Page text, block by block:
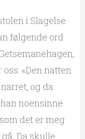
i Slagelse
følgende ord
«Den natten
og da
noensinne
det er meg
Da skulle